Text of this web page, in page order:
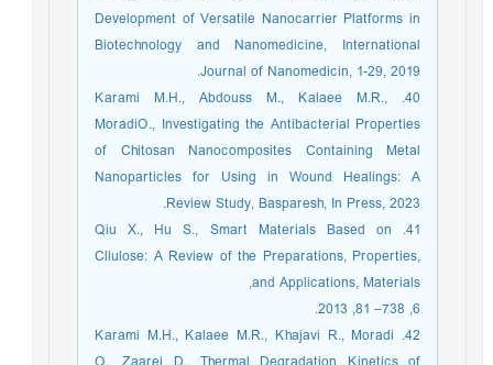
Development of Versatile Nanocarrier Platforms in
Biotechnology and Nanomedicine, International
Journal of Nanomedicin, 1-29, 2019.
40. Karami M.H., Abdouss M., Kalaee M.R.,
MoradiO., Investigating the Antibacterial Properties
of Chitosan Nanocomposites Containing Metal
Nanoparticles for Using in Wound Healings: A
Review Study, Basparesh, In Press, 2023.
41. Qiu X., Hu S., Smart Materials Based on
Cllulose: A Review of the Preparations, Properties,
and Applications, Materials,
6, 738– 81, 2013.
42. Karami M.H., Kalaee M.R., Khajavi R., Moradi